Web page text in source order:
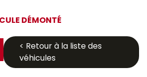
DÉMONTÉ
< Retour à la liste des
véhicules